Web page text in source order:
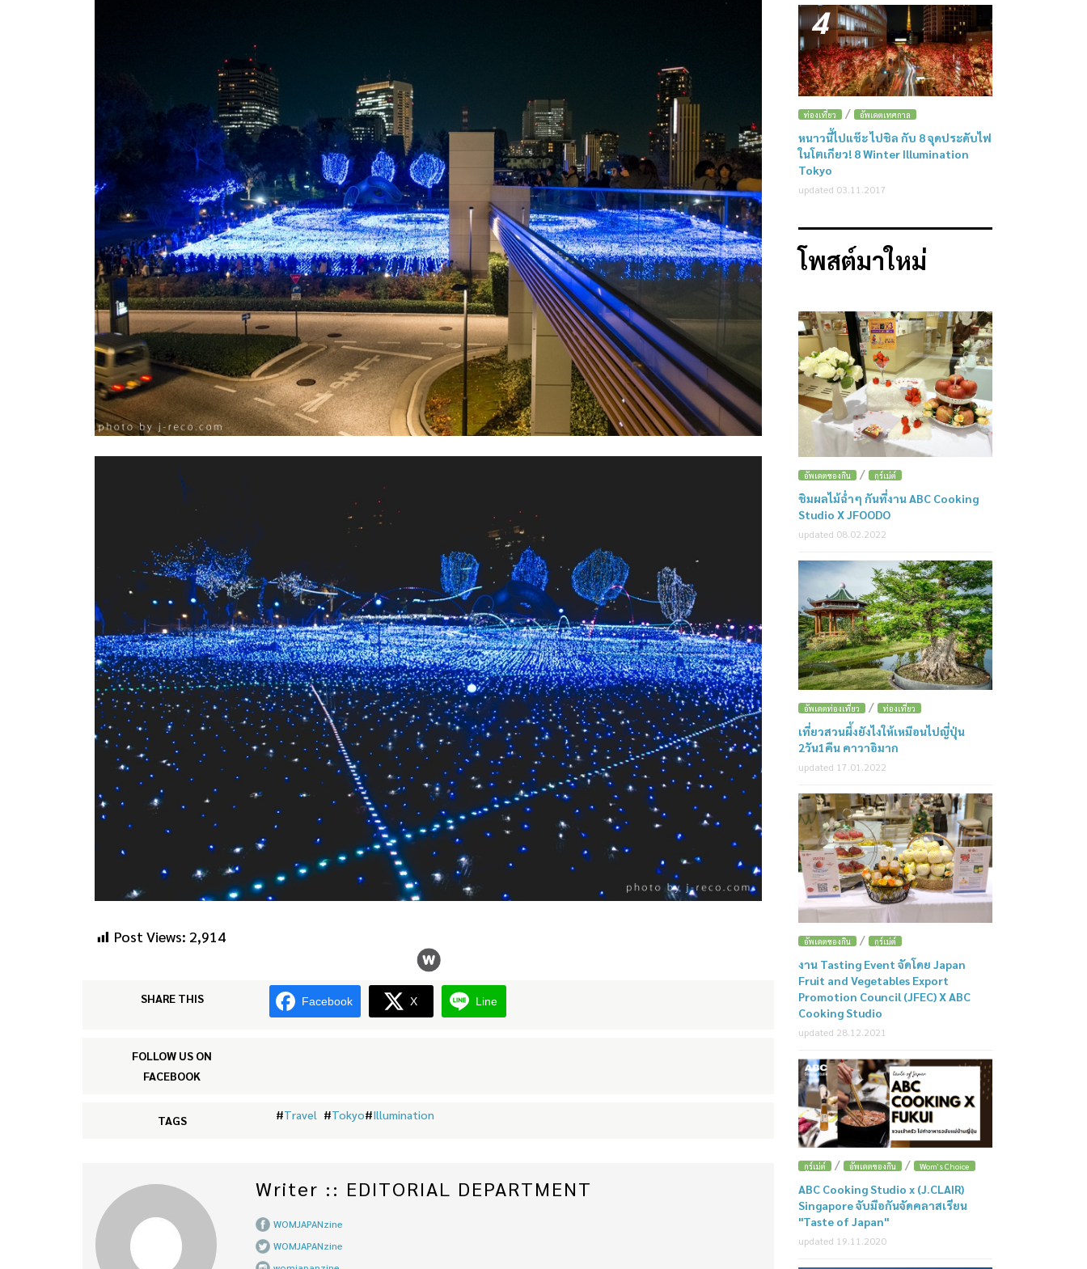
Post Views: 2,914
SHARE THIS Facebook X Line
FOLLOW US ON
FACEBOOK
TAGS #Travel #Tokyo#Illumination
Writer :: EDITORIAL DEPARTMENT
WOMJAPANzine
WOMJAPANzine
4
ท่องเที่ยว / อัพเดตเทศกาล
หนาวนี้ไปแช๊ะ ไปชิล กับ 8 จุดประดับไฟ
ในโตเกียว! 8 Winter Illumination
Tokyo
updated 03.11.2017
โพสต์มาใหม่
อัพเดตของกิน / กูร์เม่ต์
ชิมผลไม้ฉ่ำๆ กันที่งาน ABC Cooking
Studio X JFOODO
updated 08.02.2022
อัพเดตท่องเที่ยว / ท่องเที่ยว
เที่ยวสวนผึ้งยังไงให้เหมือนไปญี่ปุ่น
2วัน1คืน คาวาอิมาก
updated 17.01.2022
อัพเดตของกิน / กูร์เม่ต์
งาน Tasting Event จัดโดย Japan
Fruit and Vegetables Export
Promotion Council (JFEC) X ABC
Cooking Studio
updated 28.12.2021
กูร์เม่ต์ / อัพเดตของกิน / Wom's Choice
ABC Cooking Studio x (J.CLAIR)
Singapore จับมือกันจัดคลาสเรียน
"Taste of Japan"
updated 19.11.2020